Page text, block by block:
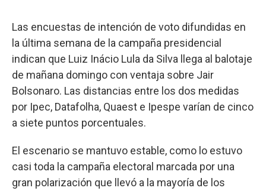
Las encuestas de intención de voto difundidas en
la última semana de la campaña presidencial
indican que Luiz Inácio Lula da Silva llega al balotaje
de mañana domingo con ventaja sobre Jair
Bolsonaro. Las distancias entre los dos medidas
por Ipec, Datafolha, Quaest e Ipespe varían de cinco
a siete puntos porcentuales.
El escenario se mantuvo estable, como lo estuvo
casi toda la campaña electoral marcada por una
gran polarización que llevó a la mayoría de los